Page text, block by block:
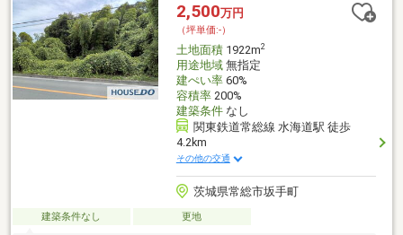
2,500万円
（坪単価:-）
土地面積1922m2
用途地域無指定
建ぺい率60%
容積率200%
建築条件なし
関東鉄道常総線 水海道駅 徒歩
4.2km
その他の交通
茨城県常総市坂手町
建築条件なし 更地